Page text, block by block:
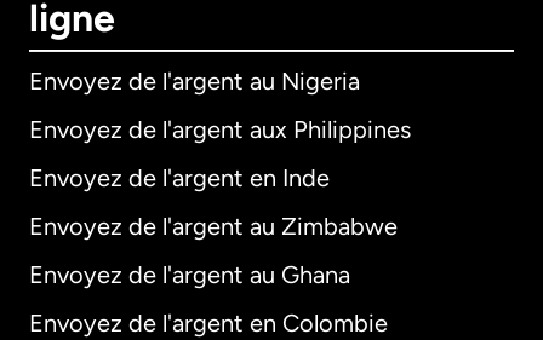
ligne
Envoyez de l'argent au Nigeria
Envoyez de l'argent aux Philippines
Envoyez de l'argent en Inde
Envoyez de l'argent au Zimbabwe
Envoyez de l'argent au Ghana
Envoyez de l'argent en Colombie